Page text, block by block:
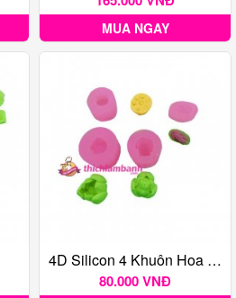
MUA NGAY
4D Silicon 4 Khuôn Hoa Sen, Ếch, Đài, Nụ
80.000 VNĐ